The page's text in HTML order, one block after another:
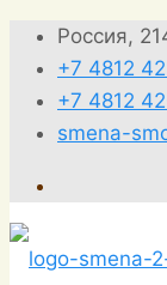
Россия,
+7 4812
+7 4812
smena-